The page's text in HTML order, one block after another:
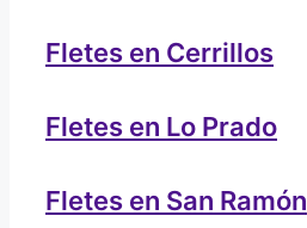
Fletes en Cerrillos
Fletes en Lo Prado
Fletes en San Ramón